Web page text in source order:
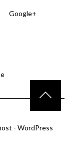
Google+
- WordPress